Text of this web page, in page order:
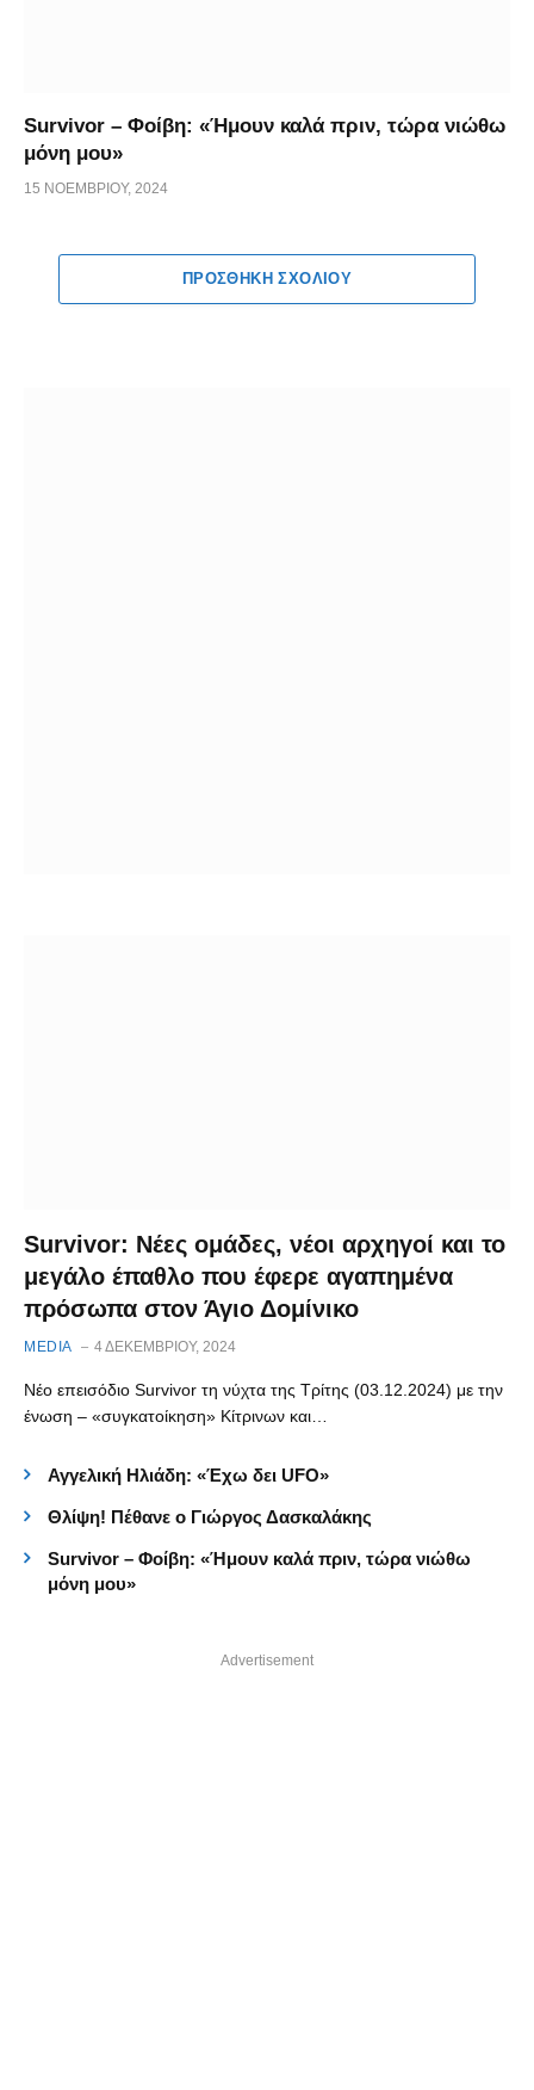
Survivor – Φοίβη: «Ήμουν καλά πριν, τώρα νιώθω
μόνη μου»
15 ΝΟΕΜΒΡΊΟΥ, 2024
ΠΡΟΣΘΉΚΗ ΣΧΟΛΊΟΥ
Survivor: Νέες ομάδες, νέοι αρχηγοί και το
μεγάλο έπαθλο που έφερε αγαπημένα
πρόσωπα στον Άγιο Δομίνικο
MEDIA 4 ΔΕΚΕΜΒΡΊΟΥ, 2024
Νέο επεισόδιο Survivor τη νύχτα της Τρίτης (03.12.2024) με την
ένωση – «συγκατοίκηση» Κίτρινων και…
Αγγελική Ηλιάδη: «Έχω δει UFO»
Θλίψη! Πέθανε ο Γιώργος Δασκαλάκης
Survivor – Φοίβη: «Ήμουν καλά πριν, τώρα νιώθω
μόνη μου»
Advertisement